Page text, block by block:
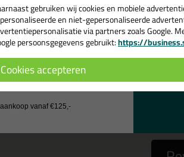
nee
gebruiken wij cookies en mobiele
en niet-gepersonaliseerde
via partners zoals Google.
persoonsgegevens gebruikt:https://
Cookies accepteren
de actiecode ›
geen cadeau
vanaf €125,-